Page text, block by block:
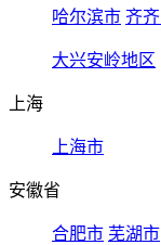
哈尔滨市 齐
大兴安岭地区
上海
上海市
安徽省
合肥市 芜湖市